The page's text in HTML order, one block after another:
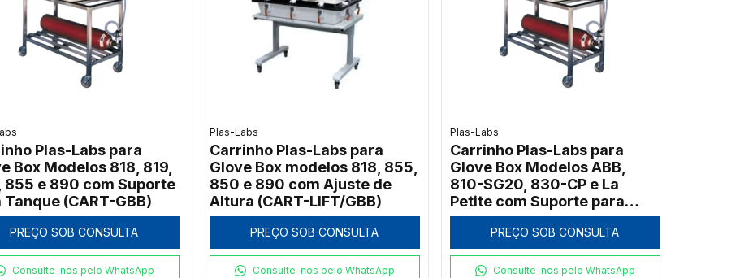
Plas-Labs para
Box Modelos 818, 819,
855 e 890 com Suporte
Tanque (CART-GBB)
PREÇO SOB CONSULTA
Consulte-nos pelo WhatsApp
Plas-Labs
Carrinho Plas-Labs para
Glove Box modelos 818, 855,
850 e 890 com Ajuste de
Altura (CART-LIFT/GBB)
PREÇO SOB CONSULTA
Consulte-nos pelo WhatsApp
Plas-Labs
Carrinho Plas-Labs para
Glove Box Modelos ABB,
810-SG20, 830-CP e La
Petite com Suporte para
Tanque e Altura Fixa (CART-
PREÇO SOB CONSULTA
Consulte-nos pelo WhatsApp